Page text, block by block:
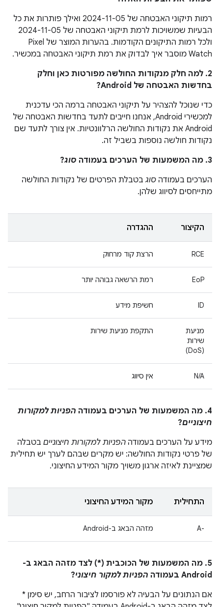
רמות תיקוני האבטחה של 2024-11-05 ואילך פותרות את כל
הבעיות שמשויכות לרמת תיקוני האבטחה של 2024-11-05
ולכל רמות התיקונים הקודמות. בהערות המוצר של Pixel
Watch מוסבר איך לבדוק את רמת תיקוני האבטחה במכשיר.
2. למה חלק מנקודות החולשה מפורטות כאן וחלק
בחדשות האבטחה של Android?
כדי שנוכל להצהיר על תיקוני האבטחה ברמה הכי עדכנית
למכשירי Android, אנחנו חייבים לתעד בחדשות האבטחה של
Android את נקודות החולשה הרלוונטיות. אין צורך לתעד שם
נקודות חולשה נוספות בשביל זה.
3. מה המשמעות של הערכים בעמודה
סוג?
הערכים בעמודה סוג בטבלת הפרטים של נקודות החולשה
מתייחסים לסיווג שלהן.
הקיצור ההגדרה
RCE הרצת קוד מרחוק
EoP רמת הרשאה גבוהה יותר
ID חשיפת מידע
מניעת
שירות
(DoS)
התקפת מניעת שירות
N/A אין סיווג
4. מה המשמעות של הערכים בעמודה
הפניות למקורות
חיצוניים?
מידע על הערכים בעמודה הפניות למקורות חיצוניים בטבלה
של פרטי נקודות החולשה: יש מקרים שבהם לערך יש תחילית
שמציינת לאיזה ארגון משויך מקור המידע החיצוני.
התחילית מקור המידע החיצוני
A-‎ מזהה הבאג ב-Android
5. מה המשמעות של הכוכבית (*) לצד מזהה הבאג ב-
Android בעמודה
הפניות למקור חיצוני?
אם הנתונים על הבעיה לא פורסמו לציבור הרחב, יש סימן *